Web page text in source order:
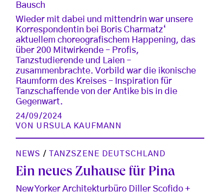
Bausch
Wieder mit dabei und mittendrin war unsere
Korrespondentin bei Boris Charmatz‘
aktuellem choreografischem Happening, das
über 200 Mitwirkende – Profis,
Tanzstudierende und Laien –
zusammenbrachte. Vorbild war die ikonische
Raumform des Kreises – Inspiration für
Tanzschaffende von der Antike bis in die
Gegenwart.
24/09/2024
VON URSULA KAUFMANN
NEWS / TANZSZENE DEUTSCHLAND
Ein neues Zuhause für Pina
New Yorker Architekturbüro Diller Scofido +